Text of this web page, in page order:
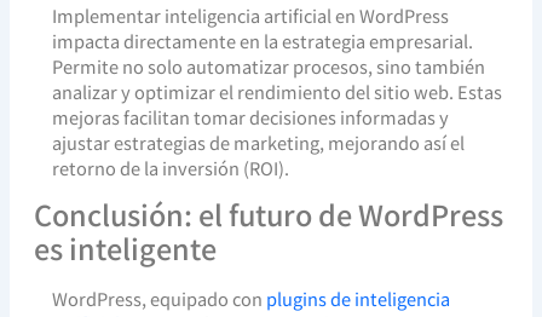
Implementar inteligencia artificial en WordPress
impacta directamente en la estrategia empresarial.
Permite no solo automatizar procesos, sino también
analizar y optimizar el rendimiento del sitio web. Estas
mejoras facilitan tomar decisiones informadas y
ajustar estrategias de marketing, mejorando así el
retorno de la inversión (ROI).
Conclusión: el futuro de WordPress
es inteligente
WordPress, equipado con plugins de inteligencia